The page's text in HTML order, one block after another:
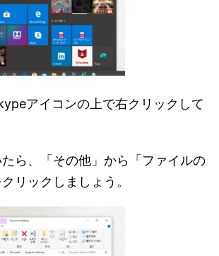
アイコンの上で右クリックして
ら、「その他」から「ファイルの
リックしましょう。